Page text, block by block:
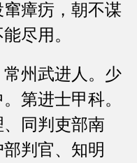
瘴疠，朝不谋
尽用。
州武进人。少
第进士甲科。
同判吏部南
判官、知明